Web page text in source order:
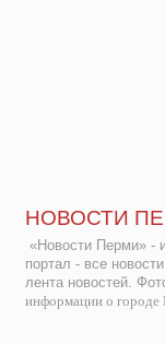
НОВОСТИ
«Новости Перми» -
портал - все
лента новостей.
информации о городе